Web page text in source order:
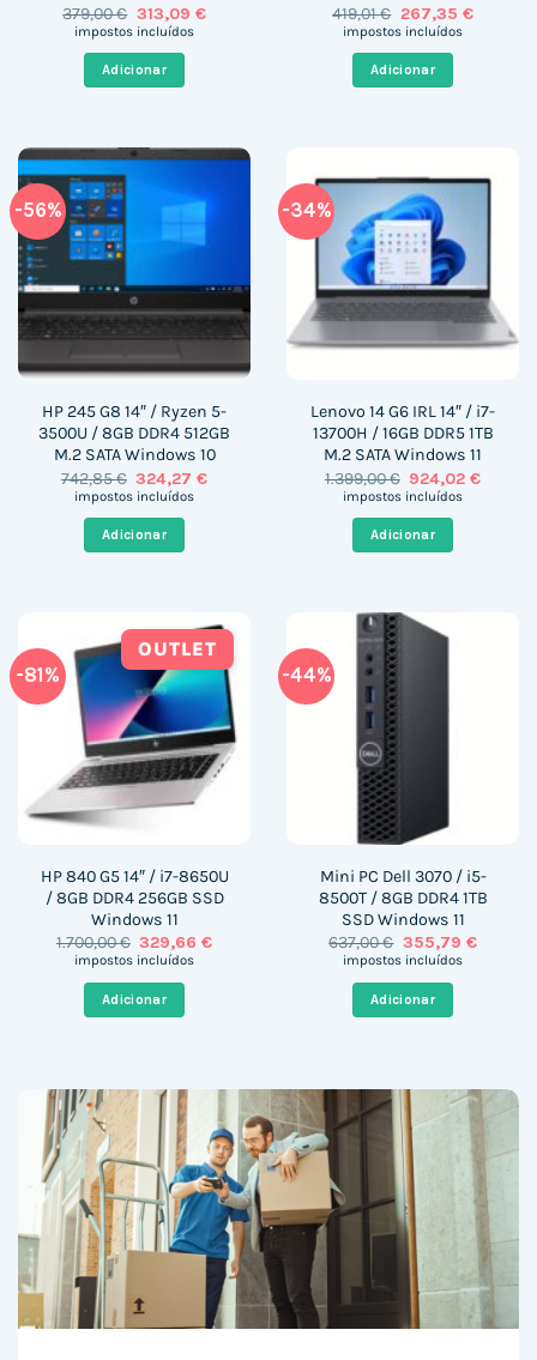
379,00€ O
preço
era:
379,00 €.
313,09 €O
impostos incluídos
Adicionar
419,01€ O
preço
era:
419,01 €.
267,35 €O
impostos incluídos
Adicionar
-56%
HP 245 G8 14″ / Ryzen 5-
3500U / 8GB DDR4 512GB
M.2 SATA Windows 10
742,85€ O
preço
era:
742,85 €.
324,27€O
impostos incluídos
Adicionar
-34%
Lenovo 14 G6 IRL 14″ / i7-
13700H / 16GB DDR5 1TB
M.2 SATA Windows 11
1.399,00€ O
preço
era:
1.399,00 €.
924,02€O
impostos incluídos
Adicionar
-81%
OUTLET
HP 840 G5 14″ / i7-8650U
/ 8GB DDR4 256GB SSD
Windows 11
1.700,00€ O
preço
1.700,00 €.
329,66€O
impostos incluídos
Adicionar
-44%
Mini PC Dell 3070 / i5-
8500T / 8GB DDR4 1TB
SSD Windows 11
637,00€ O
preço
era:
637,00 €.
355,79 €O
impostos incluídos
Adicionar